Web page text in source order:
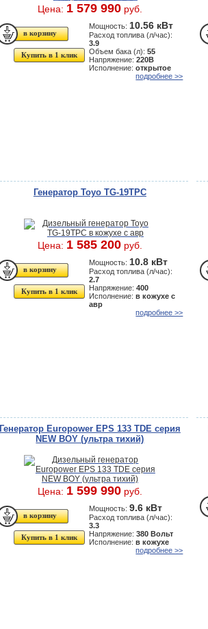
Цена: 1 579 990руб.
Купить в 1 клик
Мощность: 10.56 кВт
Расход топлива (л/час):
3.9
Объем бака (л):55
Напряжение:220В
Исполнение:открытое
подробнее >>
Генератор Toyo TG-19TPC
Цена: 1 585 200руб.
Купить в 1 клик
Мощность: 10.8 кВт
Расход топлива (л/час):
2.7
Напряжение:400
Исполнение:в кожухе с
авр
подробнее >>
Генератор Europower EPS 133 TDE серия
NEW BOY (ультра тихий)
Цена: 1 599 990руб.
Купить в 1 клик
Мощность:9.6 кВт
Расход топлива (л/час):
3.3
Напряжение:380 Вольт
Исполнение:в кожухе
подробнее >>